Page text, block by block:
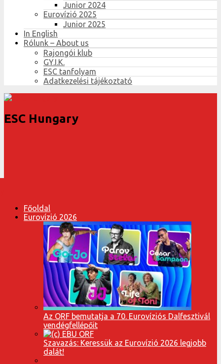
Junior 2024
Eurovízió 2025
Junior 2025
In English
Rólunk – About us
Rajongói klub
GY.I.K.
ESC tanfolyam
Adatkezelési tájékoztató
ESC Hungary
Főoldal
Eurovízió 2026
Az ORF bemutatja a 70. Eurovíziós Dalfesztivál
vendégfellépőit
Szavazás: Keressük az Eurovízió 2026 legjobb
dalát!